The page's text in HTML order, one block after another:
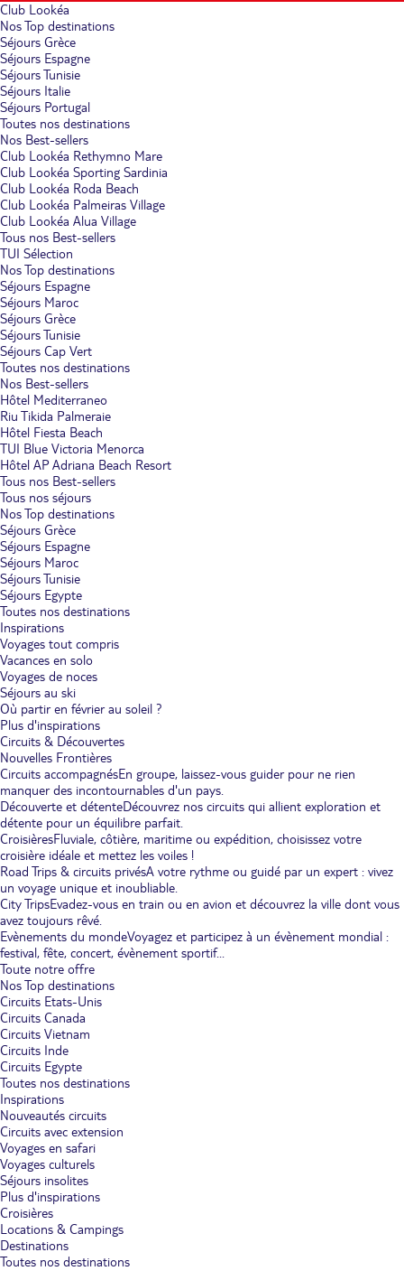
Club Lookéa
Nos Top destinations
Séjours Grèce
Séjours Espagne
Séjours Tunisie
Séjours Italie
Séjours Portugal
Toutes nos destinations
Nos Best-sellers
Club Lookéa Rethymno Mare
Club Lookéa Sporting Sardinia
Club Lookéa Roda Beach
Club Lookéa Palmeiras Village
Club Lookéa Alua Village
Tous nos Best-sellers
TUI Sélection
Nos Top destinations
Séjours Espagne
Séjours Maroc
Séjours Grèce
Séjours Tunisie
Séjours Cap Vert
Toutes nos destinations
Nos Best-sellers
Hôtel Mediterraneo
Riu Tikida Palmeraie
Hôtel Fiesta Beach
TUI Blue Victoria Menorca
Hôtel AP Adriana Beach Resort
Tous nos Best-sellers
Tous nos séjours
Nos Top destinations
Séjours Grèce
Séjours Espagne
Séjours Maroc
Séjours Tunisie
Séjours Egypte
Toutes nos destinations
Inspirations
Voyages tout compris
Vacances en solo
Voyages de noces
Séjours au ski
Où partir en février au soleil ?
Plus d'inspirations
Circuits & Découvertes
Nouvelles Frontières
Circuits accompagnésEn groupe, laissez-vous guider pour ne rien
manquer des incontournables d'un pays.
Découverte et détenteDécouvrez nos circuits qui allient exploration et
détente pour un équilibre parfait.
CroisièresFluviale, côtière, maritime ou expédition, choisissez votre
croisière idéale et mettez les voiles !
Road Trips & circuits privésA votre rythme ou guidé par un expert : vivez
un voyage unique et inoubliable.
City TripsEvadez-vous en train ou en avion et découvrez la ville dont vous
avez toujours rêvé.
Evènements du mondeVoyagez et participez à un évènement mondial :
festival, fête, concert, évènement sportif...
Toute notre offre
Nos Top destinations
Circuits Etats-Unis
Circuits Canada
Circuits Vietnam
Circuits Inde
Circuits Egypte
Toutes nos destinations
Inspirations
Nouveautés circuits
Circuits avec extension
Voyages en safari
Voyages culturels
Séjours insolites
Plus d'inspirations
Croisières
Locations & Campings
Destinations
Toutes nos destinations